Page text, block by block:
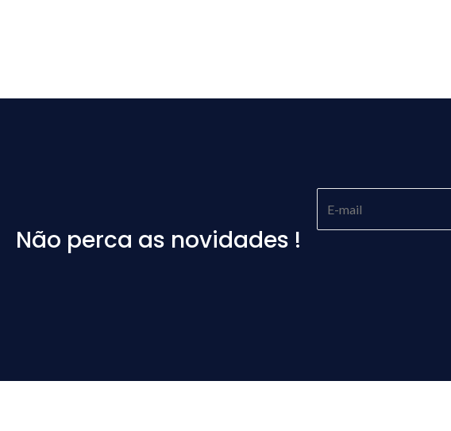
Não perca as novidades !